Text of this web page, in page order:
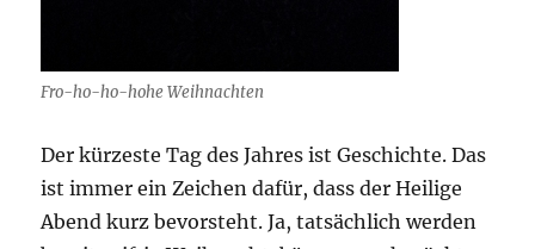
Fro-ho-ho-hohe Weihnachten
Der kürzeste Tag des Jahres ist Geschichte. Das
ist immer ein Zeichen dafür, dass der Heilige
Abend kurz bevorsteht. Ja, tatsächlich werden